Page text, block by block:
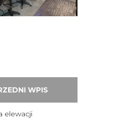
WPIS
elewacji